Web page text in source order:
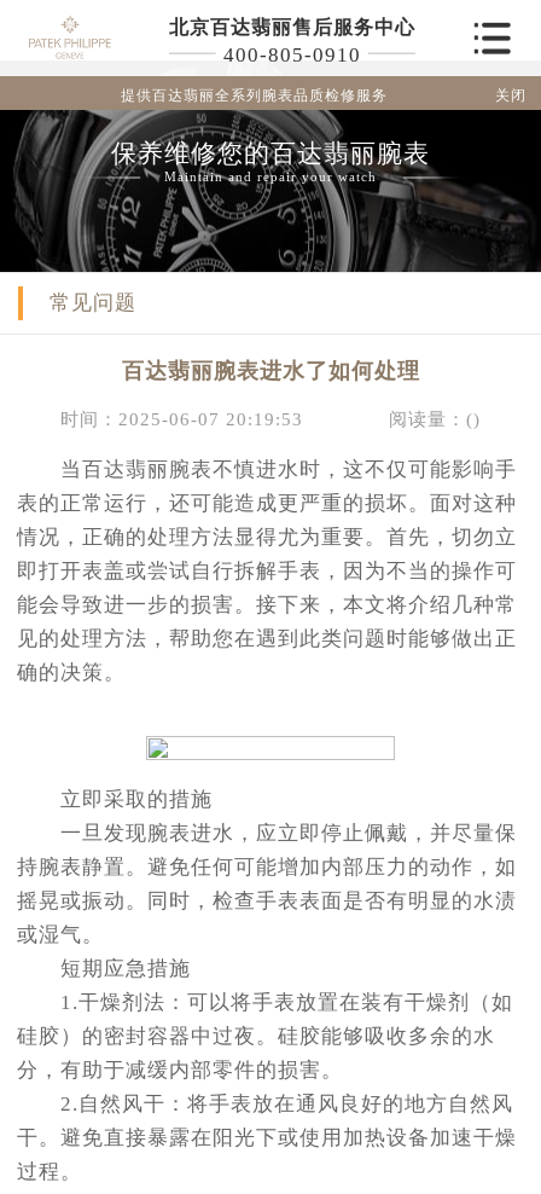
北京百达翡丽售后服务中心
400-805-0910
提供百达翡丽全系列腕表品质检修服务 关闭
保养维修您的百达翡丽腕表
Maintain and repair your watch
常见问题
百达翡丽腕表进水了如何处理
时间：2025-06-07 20:19:53 阅读量：()
当百达翡丽腕表不慎进水时，这不仅可能影响手
表的正常运行，还可能造成更严重的损坏。面对这种
情况，正确的处理方法显得尤为重要。首先，切勿立
即打开表盖或尝试自行拆解手表，因为不当的操作可
能会导致进一步的损害。接下来，本文将介绍几种常
见的处理方法，帮助您在遇到此类问题时能够做出正
确的决策。
立即采取的措施
一旦发现腕表进水，应立即停止佩戴，并尽量保
持腕表静置。避免任何可能增加内部压力的动作，如
摇晃或振动。同时，检查手表表面是否有明显的水渍
或湿气。
短期应急措施
1.干燥剂法：可以将手表放置在装有干燥剂（如
硅胶）的密封容器中过夜。硅胶能够吸收多余的水
分，有助于减缓内部零件的损害。
2.自然风干：将手表放在通风良好的地方自然风
干。避免直接暴露在阳光下或使用加热设备加速干燥
过程。